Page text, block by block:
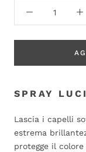
SPRAY
Lascia i capelli
estrema
protegge il colore